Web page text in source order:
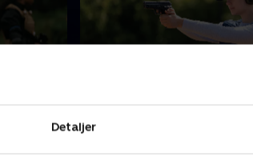
DetaljerHanna og Jules sendes på